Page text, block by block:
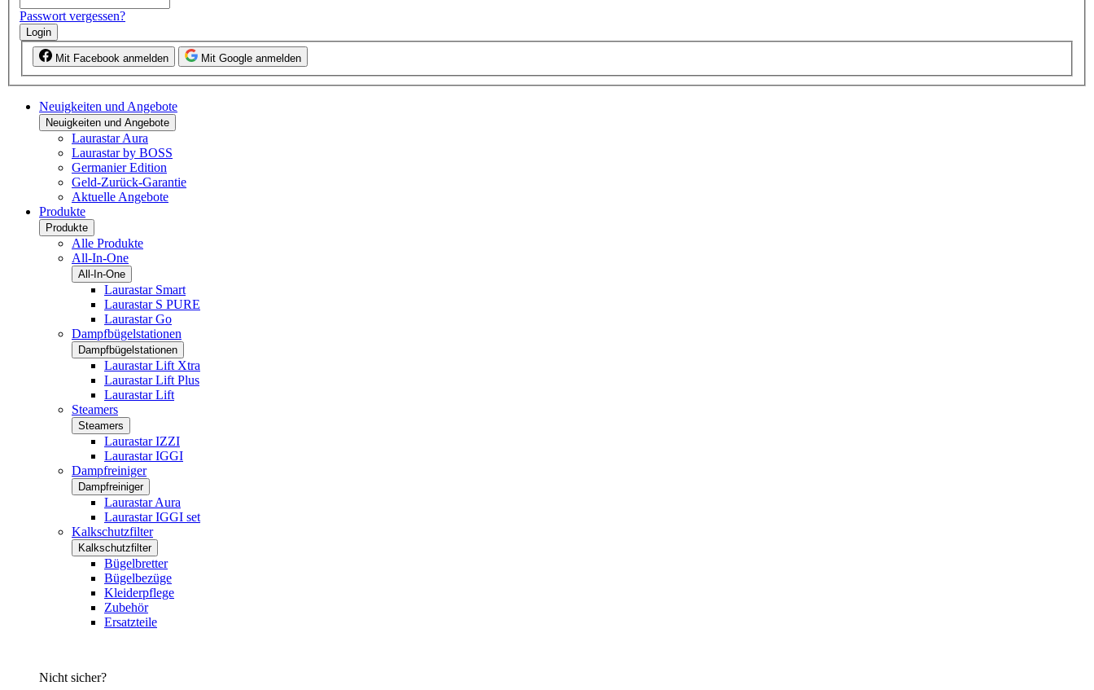
Passwort vergessen?
Login
Mit Facebook anmelden Mit Google anmelden
Neuigkeiten und Angebote
Neuigkeiten und Angebote
Laurastar Aura
Laurastar by BOSS
Germanier Edition
Geld-Zurück-Garantie
Aktuelle Angebote
Produkte
Produkte
Alle Produkte
All-In-One
All-In-One
Laurastar Smart
Laurastar S PURE
Laurastar Go
Dampfbügelstationen
Dampfbügelstationen
Laurastar Lift Xtra
Laurastar Lift Plus
Laurastar Lift
Steamers
Steamers
Laurastar IZZI
Laurastar IGGI
Dampfreiniger
Dampfreiniger
Laurastar Aura
Laurastar IGGI set
Kalkschutzfilter
Kalkschutzfilter
Bügelbretter
Bügelbezüge
Kleiderpflege
Zubehör
Ersatzteile
Nicht sicher?